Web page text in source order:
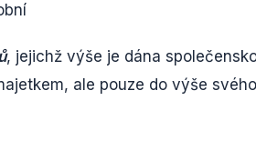
, jejichž výše je dána
ale pouze do výše svého